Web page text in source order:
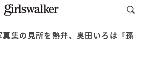
集の見所を熱弁、奥田いろは「孫